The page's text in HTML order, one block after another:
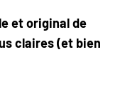
et original de
claires (et bien